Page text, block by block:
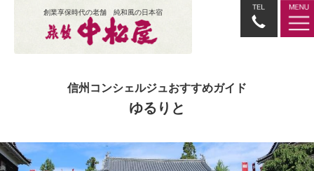
創業享保時代の老舗 純和風の日本宿
信州コンシェルジュおすすめガイド
ゆるりと